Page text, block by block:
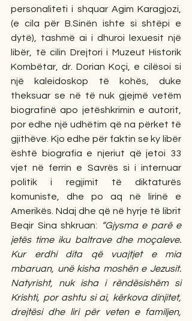
personaliteti i shquar Agim Karagjozi,
(e cila për B.Sinën ishte si shtëpi e
dytë), tashmë ai i dhuroi lexuesit një
libër, të cilin Drejtori i Muzeut Historik
Kombëtar, dr. Dorian Koçi, e cilësoi si
një kaleidoskop të kohës, duke
theksuar se në të nuk gjejmë vetëm
biografinë apo jetëshkrimin e autorit,
por edhe një udhëtim që na përket të
gjithëve. Kjo edhe për faktin se ky libër
është biografia e njeriut që jetoi 33
vjet në ferrin e Savrës si i internuar
politik i regjimit të diktaturës
komuniste, dhe po aq në lirinë e
Amerikës. Ndaj dhe që në hyrje të librit
Beqir Sina shkruan:
“Gjysma e parë e
jetës time iku baltrave dhe moçaleve.
Kur erdhi dita që vuajtjet e mia
mbaruan, unë kisha moshën e Jezusit.
Natyrisht, nuk isha i rëndësishëm si
Krishti, por ashtu si ai, kërkova dinjitet,
drejtësi dhe liri për veten e familjen,